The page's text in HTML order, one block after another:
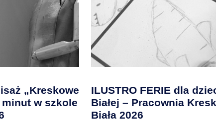
„Kreskowe
w szkole
ILUSTRO FERIE dla
Białej – Pracownia
Biała 2026